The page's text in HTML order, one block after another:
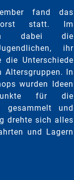
fand das
statt. Im
dabei die
ihr
die Unterschiede
Altersgruppen. In
wurden Ideen
für die
gesammelt und
drehte sich alles
und Lagern